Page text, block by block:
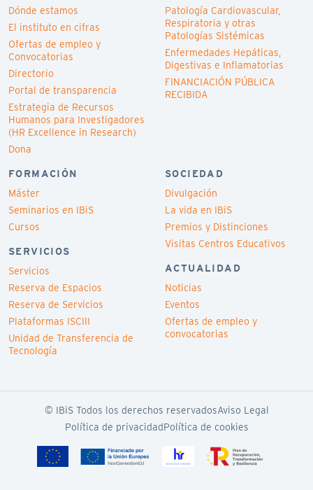
Dónde estamos
El instituto en cifras
Ofertas de empleo y
Convocatorias
Directorio
Portal de transparencia
Estrategia de Recursos
Humanos para Investigadores
(HR Excellence in Research)
Dona
Patología Cardiovascular,
Respiratoria y otras
Patologías Sistémicas
Enfermedades Hepáticas,
Digestivas e Inflamatorias
FINANCIACIÓN PÚBLICA
RECIBIDA
FORMACIÓN
Máster
Seminarios en IBiS
Cursos
SERVICIOS
Servicios
Reserva de Espacios
Reserva de Servicios
Plataformas ISCIII
Unidad de Transferencia de
Tecnología
SOCIEDAD
Divulgación
La vida en IBiS
Premios y Distinciones
Visitas Centros Educativos
ACTUALIDAD
Noticias
Eventos
Ofertas de empleo y
convocatorias
© IBiS Todos los derechos reservadosAviso Legal
Política de privacidadPolítica de cookies